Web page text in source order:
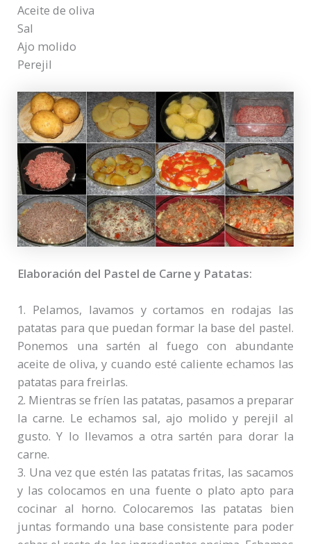
Aceite de oliva
Sal
Ajo molido
Perejil
Elaboración del Pastel de Carne y Patatas:
1. Pelamos, lavamos y cortamos en rodajas las
patatas para que puedan formar la base del pastel.
Ponemos una sartén al fuego con abundante
aceite de oliva, y cuando esté caliente echamos las
patatas para freirlas.
2. Mientras se fríen las patatas, pasamos a preparar
la carne. Le echamos sal, ajo molido y perejil al
gusto. Y lo llevamos a otra sartén para dorar la
carne.
3. Una vez que estén las patatas fritas, las sacamos
y las colocamos en una fuente o plato apto para
cocinar al horno. Colocaremos las patatas bien
juntas formando una base consistente para poder